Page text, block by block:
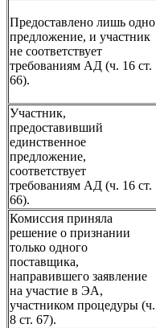
Предоставлено лишь одно
предложение, и участник
не соответствует
требованиям АД (ч. 16 ст.
66).
Участник,
предоставивший
единственное
предложение,
соответствует
требованиям АД (ч. 16 ст.
66).
Комиссия приняла
решение о признании
только одного
поставщика,
направившего заявление
на участие в ЭА,
участником процедуры (ч.
8 ст. 67).